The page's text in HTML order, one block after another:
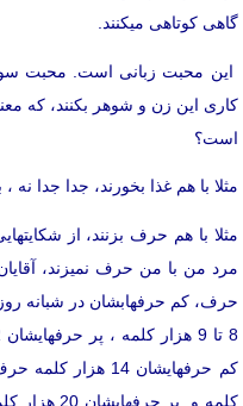
گاهی کوتاهی می­کنند.
این محبت زبانی است. محبت
کاری این زن و شوهر بکنند، که
است؟
مثلا با هم غذا بخورند، جدا جدا نه ،
مثلا با هم حرف بزنند، از
مرد من با من حرف نمی­زند،
کلمه و پر